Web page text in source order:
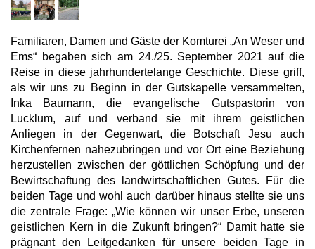
Familiaren, Damen und Gäste der Komturei „An Weser und
Ems“ begaben sich am 24./25. September 2021 auf die
Reise in diese jahrhundertelange Geschichte. Diese griff,
als wir uns zu Beginn in der Gutskapelle versammelten,
Inka Baumann, die evangelische Gutspastorin von
Lucklum, auf und verband sie mit ihrem geistlichen
Anliegen in der Gegenwart, die Botschaft Jesu auch
Kirchenfernen nahezubringen und vor Ort eine Beziehung
herzustellen zwischen der göttlichen Schöpfung und der
Bewirtschaftung des landwirtschaftlichen Gutes. Für die
beiden Tage und wohl auch darüber hinaus stellte sie uns
die zentrale Frage: „Wie können wir unser Erbe, unseren
geistlichen Kern in die Zukunft bringen?“ Damit hatte sie
prägnant den Leitgedanken für unsere beiden Tage in